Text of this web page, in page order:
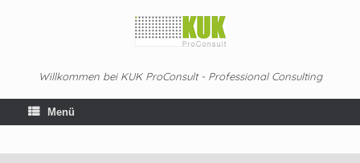
Willkommen bei KUK ProConsult - Professional Consulting
Menü